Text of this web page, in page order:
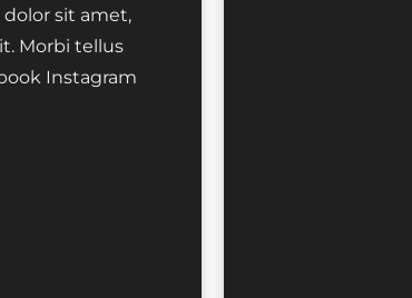
sit amet,
Morbi tellus
Instagram